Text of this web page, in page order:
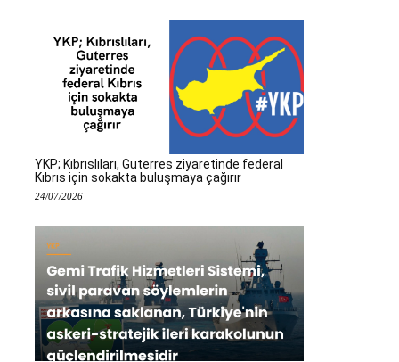
YKP; Kıbrıslıları, Guterres ziyaretinde federal
Kıbrıs için sokakta buluşmaya çağırır
24/07/2026